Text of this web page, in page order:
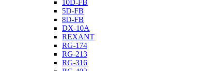
10D-FB
5D-FB
8D-FB
DX-10A
REXANT
RG-174
RG-213
RG-316